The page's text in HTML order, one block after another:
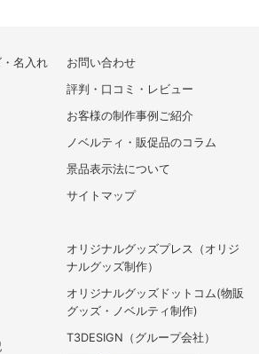
名入れ
お問い合わせ
評判・口コミ・レビュー
お客様の制作事例ご紹介
ノベルティ・販促品のコラム
景品表示法について
サイトマップ
オリジナルグッズプレス（オリジ
ナルグッズ制作）
オリジナルグッズドットコム(物販
グッズ・ノベルティ制作)
T3DESIGN（グループ会社）